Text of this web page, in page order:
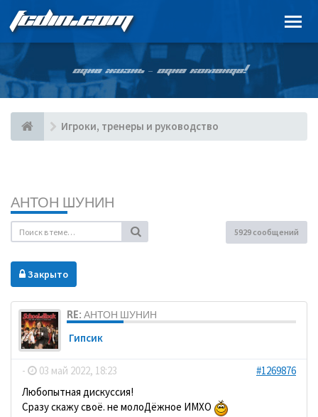
FCDIN.COM
ОДНА ЖИЗНЬ – ОДНА КОМАНДА!
Игроки, тренеры и руководство
АНТОН ШУНИН
5929 сообщений
Закрыто
RE: АНТОН ШУНИН
Гипсик
- 03 май 2022, 18:23
#1269876
Любопытная дискуссия!
Сразу скажу своё. не молоДёжное ИМХО